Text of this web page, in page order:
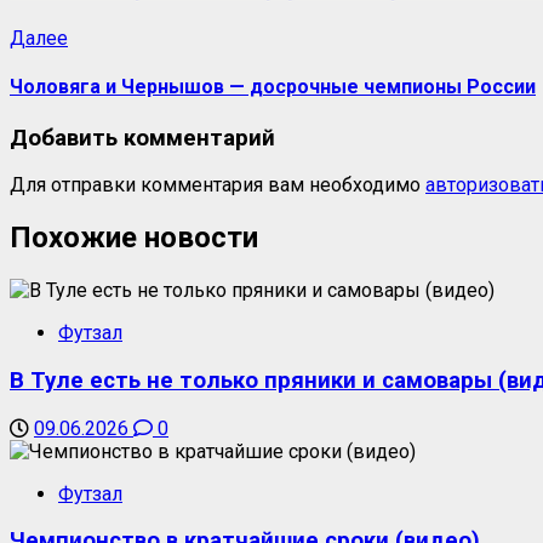
Далее
Чоловяга и Чернышов — досрочные чемпионы России
Добавить комментарий
Для отправки комментария вам необходимо
Похожие новости
Футзал
В Туле есть не только пряники и самовары
09.06.2026 0
Футзал